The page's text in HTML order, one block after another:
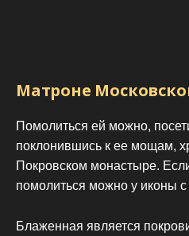
Матроне
Помолиться ей можно,
поклонившись к ее мощам,
Покровском монастыре.
помолиться можно у иконы с
Блаженная является